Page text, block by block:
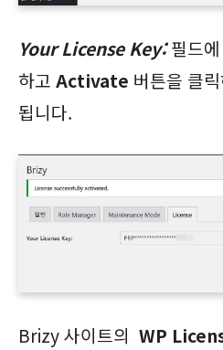
Your License Key: 필드
하고 Activate 버튼을 클
됩니다.
Brizy 사이트의 WP